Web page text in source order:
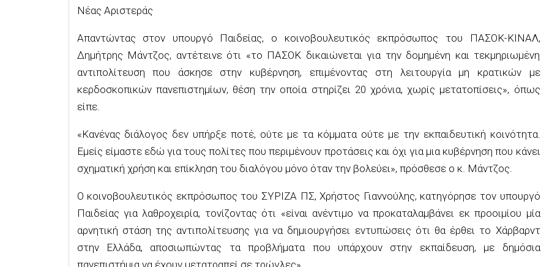
Νέας Αριστεράς
Απαντώντας στον υπουργό Παιδείας, ο κοινοβουλευτικός εκπρόσωπος του ΠΑΣΟΚ-ΚΙΝΑΛ,
Δημήτρης Μάντζος, αντέτεινε ότι «το ΠΑΣΟΚ δικαιώνεται για την δομημένη και τεκμηριωμένη
αντιπολίτευση που άσκησε στην κυβέρνηση, επιμένοντας στη λειτουργία μη κρατικών με
κερδοσκοπικών πανεπιστημίων, θέση την οποία στηρίζει 20 χρόνια, χωρίς μετατοπίσεις», όπως
είπε.
«Κανένας διάλογος δεν υπήρξε ποτέ, ούτε με τα κόμματα ούτε με την εκπαιδευτική κοινότητα.
Εμείς είμαστε εδώ για τους πολίτες που περιμένουν προτάσεις και όχι για μια κυβέρνηση που κάνει
σχηματική χρήση και επίκληση του διαλόγου μόνο όταν την βολεύει», πρόσθεσε ο κ. Μάντζος.
Ο κοινοβουλευτικός εκπρόσωπος του ΣΥΡΙΖΑ ΠΣ, Χρήστος Γιαννούλης, κατηγόρησε τον υπουργό
Παιδείας για λαθροχειρία, τονίζοντας ότι «είναι ανέντιμο να προκαταλαμβάνει εκ προοιμίου μία
αρνητική στάση της αντιπολίτευσης για να δημιουργήσει εντυπώσεις ότι θα έρθει το Χάρβαρντ
στην Ελλάδα, αποσιωπώντας τα προβλήματα που υπάρχουν στην εκπαίδευση, με δημόσια
πανεπιστήμια να έχουν μετατραπεί σε τρώγλες».